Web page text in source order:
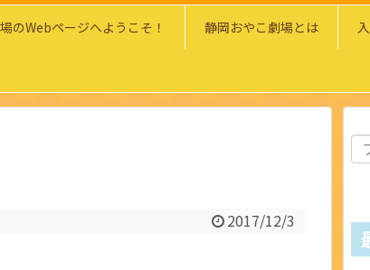
のWebページへようこそ！ 静岡おやこ劇場とは
2017/12/3